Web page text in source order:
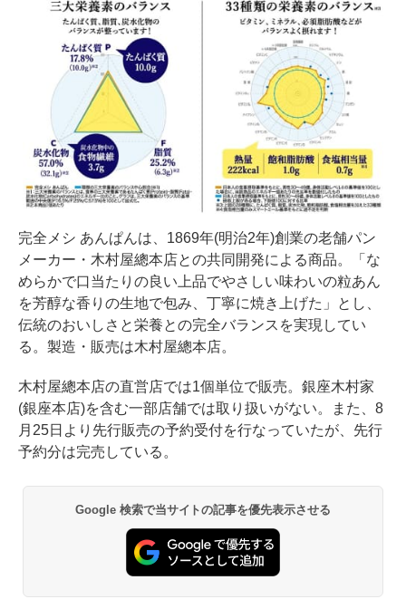
完全メシ あんぱんは、1869年(明治2年)創業の老舗パン
メーカー・木村屋總本店との共同開発による商品。「な
めらかで口当たりの良い上品でやさしい味わいの粒あん
を芳醇な香りの生地で包み、丁寧に焼き上げた」とし、
伝統のおいしさと栄養との完全バランスを実現してい
る。製造・販売は木村屋總本店。
木村屋總本店の直営店では1個単位で販売。銀座木村家
(銀座本店)を含む一部店舗では取り扱いがない。また、8
月25日より先行販売の予約受付を行なっていたが、先行
予約分は完売している。
Google 検索で当サイトの記事を優先表示させる